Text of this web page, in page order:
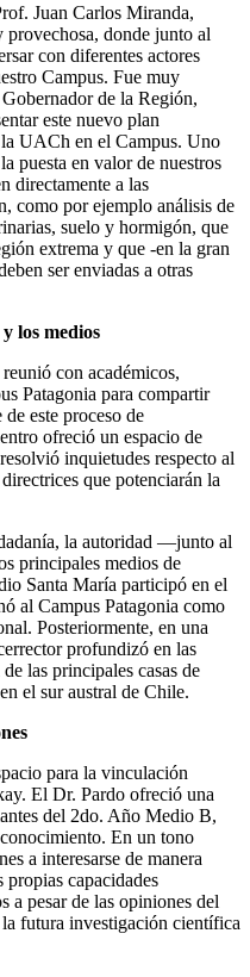
Juan Carlos Miranda,
provechosa, donde junto al
con diferentes actores
Campus. Fue muy
de la Región,
este nuevo plan
UACh en el Campus. Uno
puesta en valor de nuestros
directamente a las
como por ejemplo análisis de
suelo y hormigón, que
extrema y que -en la gran
ser enviadas a otras
los medios
con académicos,
Patagonia para compartir
este proceso de
ofreció un espacio de
inquietudes respecto al
que potenciarán la
la autoridad —junto al
principales medios de
Santa María participó en el
al Campus Patagonia como
Posteriormente, en una
profundizó en las
las principales casas de
el sur austral de Chile.
para la vinculación
El Dr. Pardo ofreció una
del 2do. Año Medio B,
En un tono
a interesarse de manera
propias capacidades
a pesar de las opiniones del
futura investigación científica